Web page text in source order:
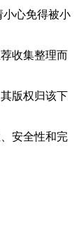
小心免得被小
收集整理而
版权归该下
安全性和完